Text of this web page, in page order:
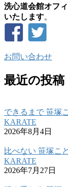
洗心道会館オフ
いたします。
お問い合わせ
最近の投稿
できるまで 笹塚
KARATE
2026年8月4日
比べない 笹塚こ
KARATE
2026年7月27日